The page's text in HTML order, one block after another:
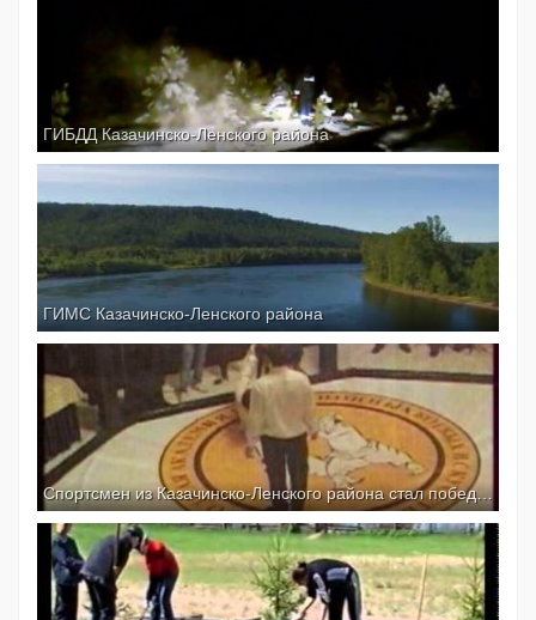
ГИБДД Казачинско-Ленского района
ГИМС Казачинско-Ленского района
Спортсмен из Казачинско-Ленского района стал победителем...